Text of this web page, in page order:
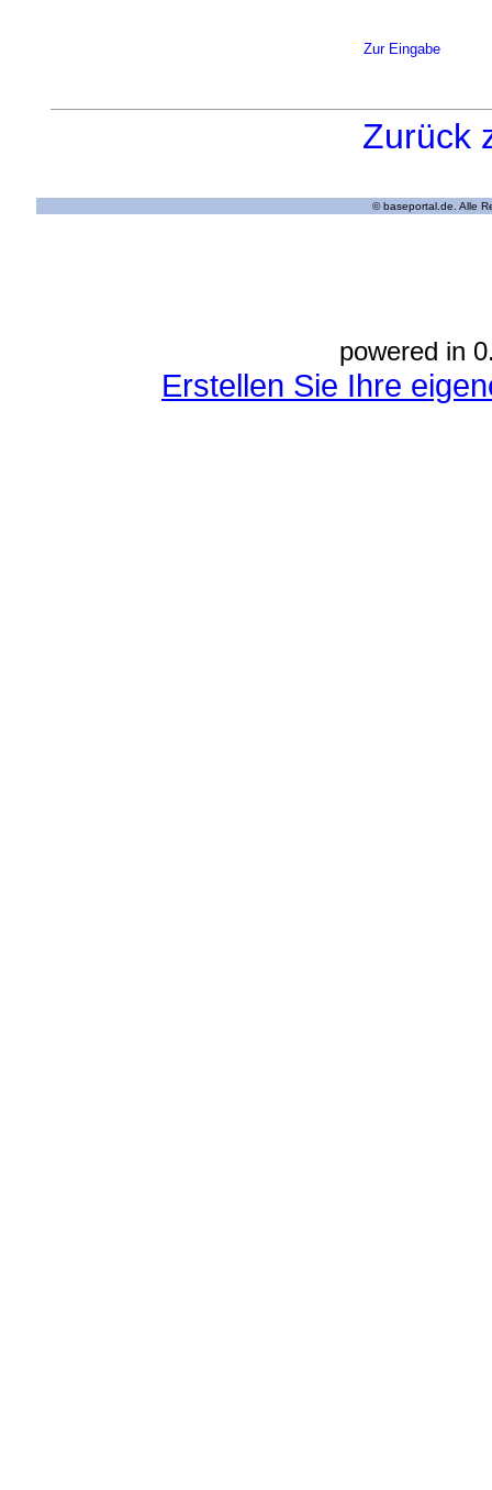
Zur Eingabe
Zurück
© baseportal.de. Alle
powered in
Erstellen Sie Ihre